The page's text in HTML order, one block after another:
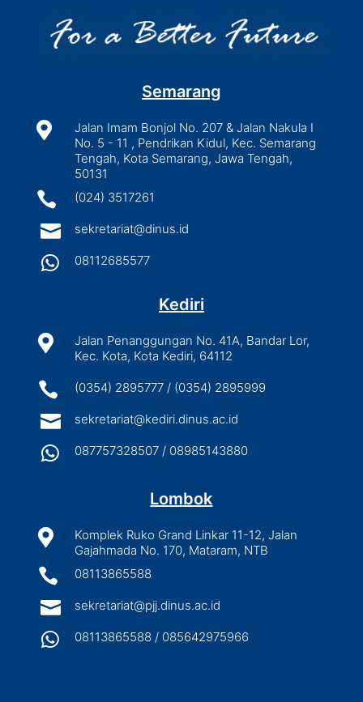
Semarang

Jalan Imam Bonjol No. 207 & Jalan Nakula I
No. 5 - 11 , Pendrikan Kidul, Kec. Semarang
Tengah, Kota Semarang, Jawa Tengah,
50131
 (024) 3517261
 sekretariat@dinus.id
 08112685577
Kediri

Jalan Penanggungan No. 41A, Bandar Lor,
Kec. Kota, Kota Kediri, 64112
 (0354) 2895777 / (0354) 2895999
 sekretariat@kediri.dinus.ac.id
 087757328507 / 08985143880
Lombok

Komplek Ruko Grand Linkar 11-12, Jalan
Gajahmada No. 170, Mataram, NTB
 08113865588
 sekretariat@pjj.dinus.ac.id
 08113865588 / 085642975966